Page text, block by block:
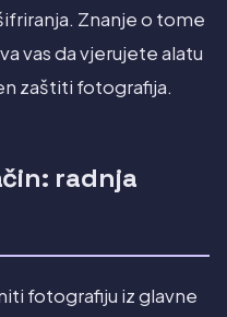
Znanje o tome
vas da vjerujete alatu
zaštiti fotografija.
radnja
fotografiju iz glavne